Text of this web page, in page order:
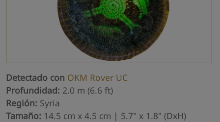
Detectado con OKM Rover UC
Profundidad: 2.0 m (6.6 ft)
Región: Syria
Tamaño: 14.5 cm x 4.5 cm | 5.7" x 1.8" (DxH)